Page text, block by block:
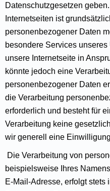
Datenschutzgesetzen
Internetseiten ist
personenbezogener Daten
besondere Services
unsere Internetseite in
könnte jedoch eine
personenbezogener Daten
die Verarbeitung
erforderlich und besteht für
Verarbeitung keine
wir generell eine
Die Verarbeitung von
beispielsweise Ihres
E-Mail-Adresse, erfolgt stets